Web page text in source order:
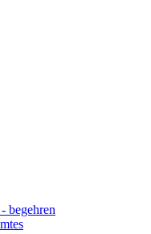
begehren